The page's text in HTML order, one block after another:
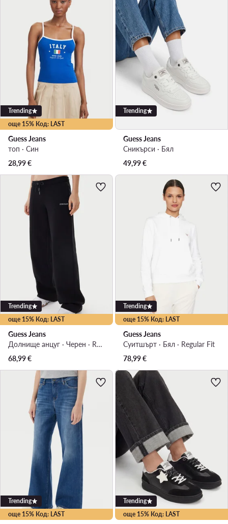
още 15% Код: LAST
Trending
Guess Jeans
топ · Син
28,99€
Trending
Guess Jeans
Сникърси · Бял
49,99€
още 15% Код: LAST
Trending
Guess Jeans
Долнище анцуг · Черен · Regular Fit
68,99€
още 15% Код: LAST
Trending
Guess Jeans
Суитшърт · Бял · Regular Fit
78,99€
още 15% Код: LAST
Trending
още 15% Код: LAST
Trending